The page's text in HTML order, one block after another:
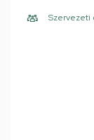
Szervezeti